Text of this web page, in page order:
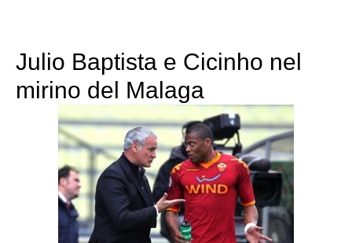
Julio Baptista e Cicinho nel
mirino del Malaga